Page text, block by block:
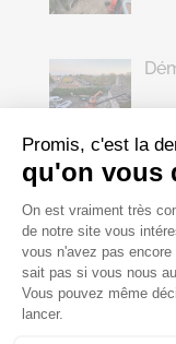
Promis, c'est la
qu'on vous
Plateforme
On est vraiment très
de notre site vous
vous n'avez pas
sait pas si vous nous
Vous pouvez même
lancer.
juillet 2026
juin 2026
mai 2026